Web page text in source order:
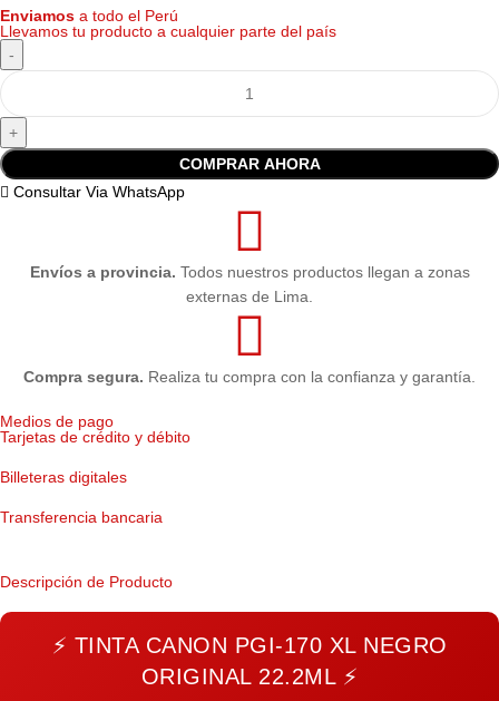
Enviamos a todo el Perú
Llevamos tu producto a cualquier parte del país
COMPRAR AHORA
Consultar Via WhatsApp
Envíos a provincia. Todos nuestros productos llegan a zonas
externas de Lima.
Compra segura. Realiza tu compra con la confianza y garantía.
Medios de pago
Tarjetas de crédito y débito
Billeteras digitales
Transferencia bancaria
Descripción de Producto
⚡ TINTA CANON PGI-170 XL NEGRO
ORIGINAL 22.2ML⚡